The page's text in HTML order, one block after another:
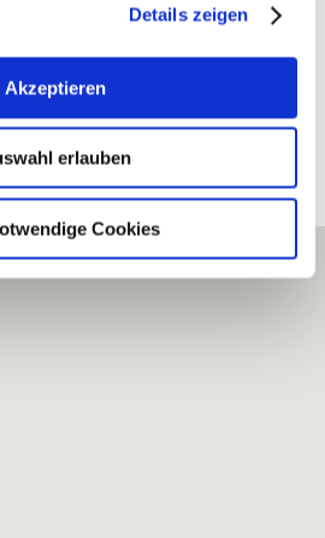
Details zeigen
Akzeptieren
erlauben
Cookies
Umgebung